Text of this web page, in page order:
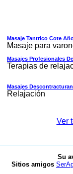
Masaje Tantrico Cote
Masaje para
Masajes Profesionales
Terapias de
Masajes
Relajación
Ver
Su
Sitios amigos